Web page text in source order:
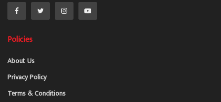
Policies
About Us
Privacy Policy
Terms & Conditions